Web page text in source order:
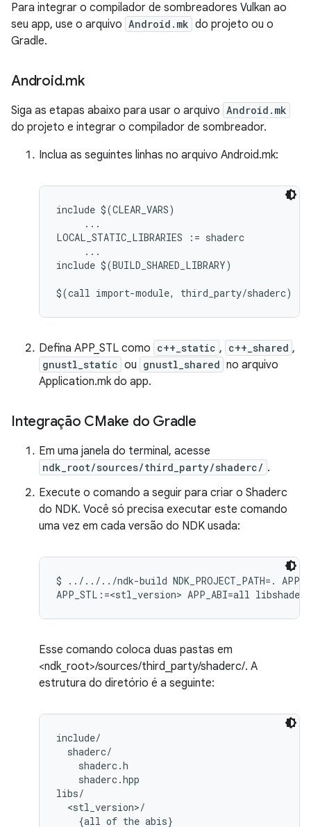
Para integrar o compilador de sombreadores Vulkan ao
seu app, use o arquivo Android.mk do projeto ou o
Gradle.
Android.mk
Siga as etapas abaixo para usar o arquivo Android.mk
do projeto e integrar o compilador de sombreador.
Inclua as seguintes linhas no arquivo Android.mk:
include $(CLEAR_VARS)
     ...
LOCAL_STATIC_LIBRARIES := shaderc
     ...
include $(BUILD_SHARED_LIBRARY)
Defina APP_STL como c++_static , c++_shared ,
gnustl_static ou gnustl_shared no arquivo
Application.mk do app.
Integração CMake do Gradle
Em uma janela do terminal, acesse
ndk_root/sources/third_party/shaderc/ .
Execute o comando a seguir para criar o Shaderc
do NDK. Você só precisa executar este comando
uma vez em cada versão do NDK usada:
$ ../../../ndk-build NDK_PROJECT_PATH=.
Esse comando coloca duas pastas em
<ndk_root>/sources/third_party/shaderc/. A
estrutura do diretório é a seguinte:
include/
  shaderc/
    shaderc.h
    shaderc.hpp
libs/
  <stl_version>/
    {all of the abis}